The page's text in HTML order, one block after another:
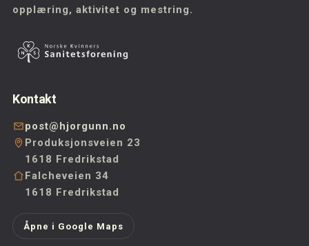
opplæring, aktivitet og mestring.
Kontakt
post@hjorgunn.no
Produksjonsveien 23
1618 Fredrikstad
Falcheveien 34
1618 Fredrikstad
Åpne i Google Maps